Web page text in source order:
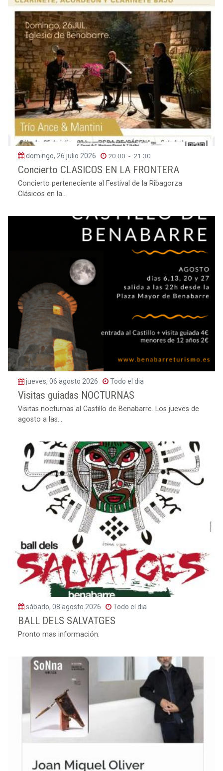
domingo, 26 julio 2026 20:00 - 21:30
Concierto CLASICOS EN LA FRONTERA
Concierto perteneciente al Festival de la Ribagorza
Clásicos en la...
jueves, 06 agosto 2026 Todo el dia
Visitas guiadas NOCTURNAS
Visitas nocturnas al Castillo de Benabarre. Los jueves de
agosto a las...
sábado, 08 agosto 2026 Todo el dia
BALL DELS SALVATGES
Pronto mas información.